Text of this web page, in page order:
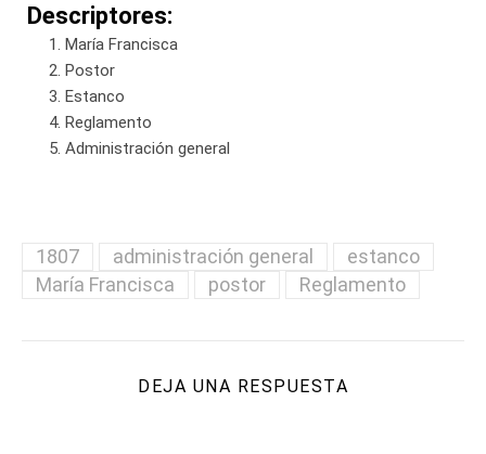
Descriptores:
María Francisca
Postor
Estanco
Reglamento
Administración general
1807 administración general
estanco
María Francisca
postor Reglamento
DEJA UNA RESPUESTA